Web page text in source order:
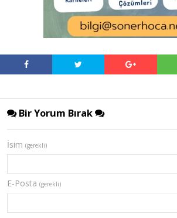
Bir Yorum Bırak
İsim (gerekli)
E-Posta (gerekli)